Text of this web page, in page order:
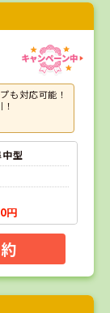
も対応可能！
型
円